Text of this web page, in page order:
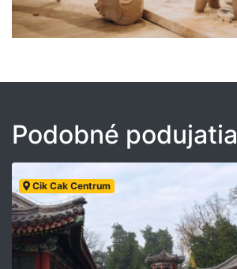
Podobné podujatia
Cik Cak Centrum